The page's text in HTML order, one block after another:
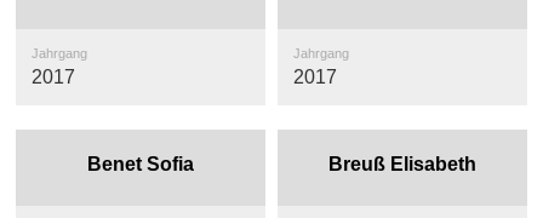
Jahrgang
2017
Jahrgang
2017
Benet Sofia Breuß Elisabeth